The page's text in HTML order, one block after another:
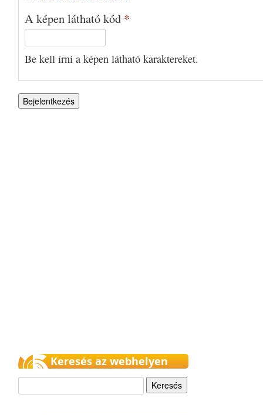
A képen látható kód *
Be kell írni a képen látható karaktereket.
Keresés az webhelyen